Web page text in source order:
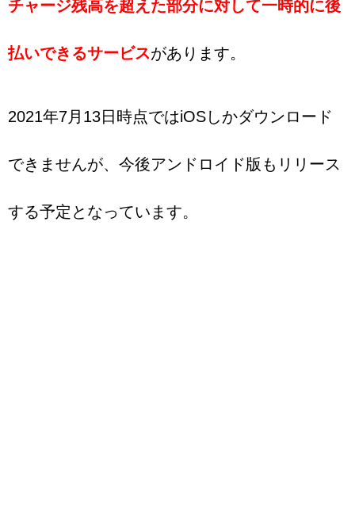
チャージ残高を超えた部分に対して一時的に後
払いできるサービスがあります。
2021年7月13日時点ではiOSしかダウンロード
できませんが、今後アンドロイド版もリリース
する予定となっています。